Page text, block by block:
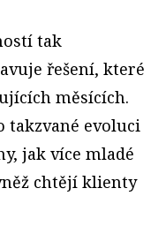
tak
řešení, které
měsících.
takzvané evoluci
jak více mladé
chtějí klienty